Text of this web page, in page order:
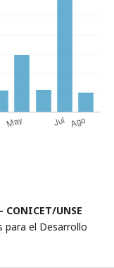
CONICET/UNSE
el Desarrollo